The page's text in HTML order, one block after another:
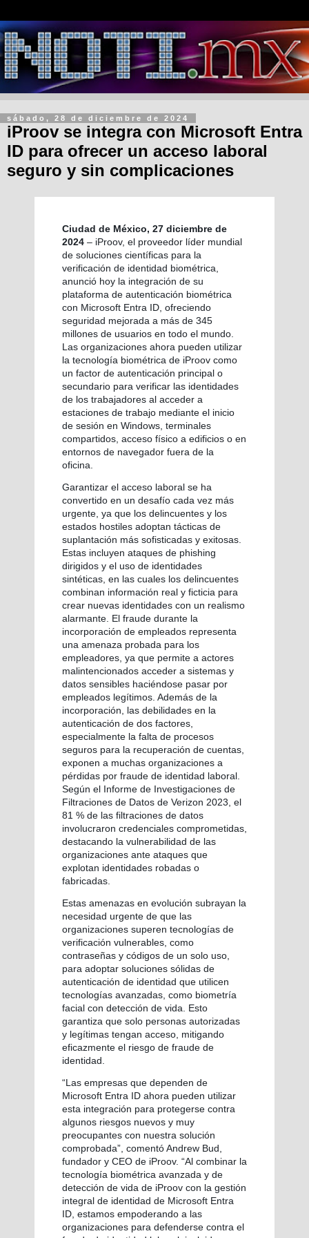
sábado, 28 de diciembre de 2024
iProov se integra con Microsoft Entra
ID para ofrecer un acceso laboral
seguro y sin complicaciones
Ciudad de México, 27 diciembre de
2024 – iProov, el proveedor líder mundial
de soluciones científicas para la
verificación de identidad biométrica,
anunció hoy la integración de su
plataforma de autenticación biométrica
con Microsoft Entra ID, ofreciendo
seguridad mejorada a más de 345
millones de usuarios en todo el mundo.
Las organizaciones ahora pueden utilizar
la tecnología biométrica de iProov como
un factor de autenticación principal o
secundario para verificar las identidades
de los trabajadores al acceder a
estaciones de trabajo mediante el inicio
de sesión en Windows, terminales
compartidos, acceso físico a edificios o en
entornos de navegador fuera de la
oficina.
Garantizar el acceso laboral se ha
convertido en un desafío cada vez más
urgente, ya que los delincuentes y los
estados hostiles adoptan tácticas de
suplantación más sofisticadas y exitosas.
Estas incluyen ataques de phishing
dirigidos y el uso de identidades
sintéticas, en las cuales los delincuentes
combinan información real y ficticia para
crear nuevas identidades con un realismo
alarmante. El fraude durante la
incorporación de empleados representa
una amenaza probada para los
empleadores, ya que permite a actores
malintencionados acceder a sistemas y
datos sensibles haciéndose pasar por
empleados legítimos. Además de la
incorporación, las debilidades en la
autenticación de dos factores,
especialmente la falta de procesos
seguros para la recuperación de cuentas,
exponen a muchas organizaciones a
pérdidas por fraude de identidad laboral.
Según el Informe de Investigaciones de
Filtraciones de Datos de Verizon 2023, el
81 % de las filtraciones de datos
involucraron credenciales comprometidas,
destacando la vulnerabilidad de las
organizaciones ante ataques que
explotan identidades robadas o
fabricadas.
Estas amenazas en evolución subrayan la
necesidad urgente de que las
organizaciones superen tecnologías de
verificación vulnerables, como
contraseñas y códigos de un solo uso,
para adoptar soluciones sólidas de
autenticación de identidad que utilicen
tecnologías avanzadas, como biometría
facial con detección de vida. Esto
garantiza que solo personas autorizadas
y legítimas tengan acceso, mitigando
eficazmente el riesgo de fraude de
identidad.
“Las empresas que dependen de
Microsoft Entra ID ahora pueden utilizar
esta integración para protegerse contra
algunos riesgos nuevos y muy
preocupantes con nuestra solución
comprobada”, comentó Andrew Bud,
fundador y CEO de iProov. “Al combinar la
tecnología biométrica avanzada y de
detección de vida de iProov con la gestión
integral de identidad de Microsoft Entra
ID, estamos empoderando a las
organizaciones para defenderse contra el